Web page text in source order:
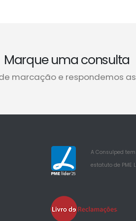
Marque uma consulta
marcação e respondemos
25
A Consulped
estatuto de PME